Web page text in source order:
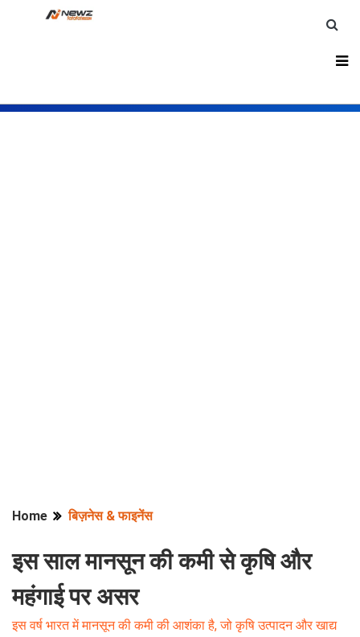
Home बिज़नेस & फाइनेंस
इस साल मानसून की कमी से कृषि और
महंगाई पर असर
इस वर्ष भारत में मानसून की कमी की आशंका है, जो कृषि उत्पादन और खाद्य